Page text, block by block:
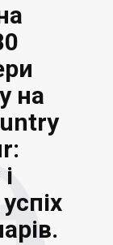
на